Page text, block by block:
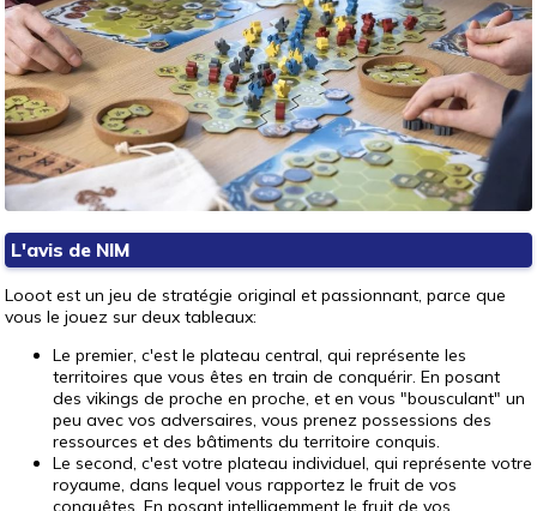
L'avis de NIM
Looot est un jeu de stratégie original et passionnant, parce que
vous le jouez sur deux tableaux:
Le premier, c'est le plateau central, qui représente les
territoires que vous êtes en train de conquérir. En posant
des vikings de proche en proche, et en vous "bousculant" un
peu avec vos adversaires, vous prenez possessions des
ressources et des bâtiments du territoire conquis.
Le second, c'est votre plateau individuel, qui représente votre
royaume, dans lequel vous rapportez le fruit de vos
conquêtes. En posant intelligemment le fruit de vos